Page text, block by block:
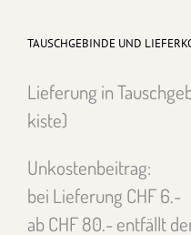
TAUSCHGEBINDE UND
Liefer­ung in
kiste)
Unkosten­beitrag:
bei Liefer­ung CHF 6.-
ab CHF 80.- ent­fällt